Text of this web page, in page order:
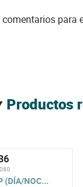
comentarios para
productos
(DÍA/NOC...